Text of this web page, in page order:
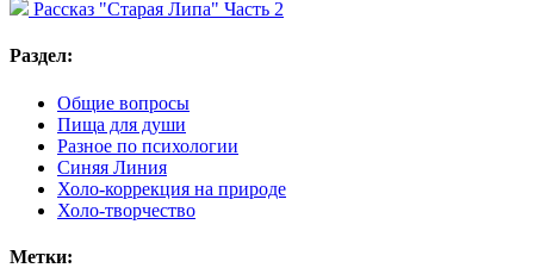
Рассказ "Старая Липа" Часть 2
Раздел:
Общие вопросы
Пища для души
Разное по психологии
Синяя Линия
Холо-коррекция на природе
Холо-творчество
Метки: